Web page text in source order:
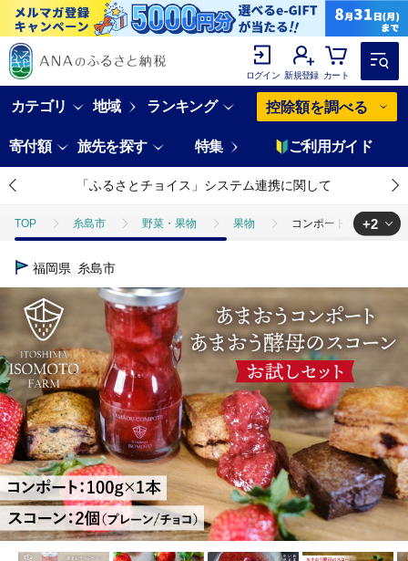
ログイン 新規登録 カート
カテゴリ 地域 ランキング 控除額を調べる
寄付額 旅先を探す 特集 ご利用ガイド
「ふるさとチョイス」システム連携に関して
TOP 糸島市 野菜・果物 果物 コンポート ・ スコー
TOP
パン・菓子類 洋菓子 コンポート ・
+2
福岡県 糸島市